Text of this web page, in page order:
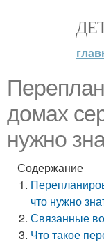
домах
нужно
Содержание
что нужно
Связанные
Что такое